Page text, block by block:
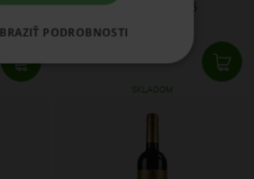
RESERVA 2016
SKLADOM
PODROBNOSTI